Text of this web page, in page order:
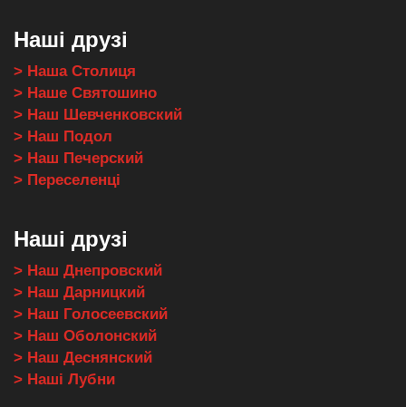
Наші друзі
> Наша Столиця
> Наше Святошино
> Наш Шевченковский
> Наш Подол
> Наш Печерский
> Переселенці
Наші друзі
> Наш Днепровский
> Наш Дарницкий
> Наш Голосеевский
> Наш Оболонский
> Наш Деснянский
> Наші Лубни